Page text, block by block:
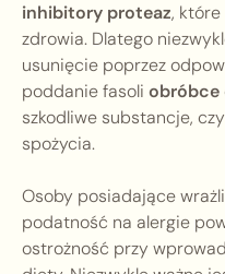
inhibitory proteaz,
zdrowia. Dlatego
usunięcie poprzez
poddanie fasoli obróbce
szkodliwe substancje,
spożycia.
Osoby posiadające
podatność na alergie
ostrożność przy